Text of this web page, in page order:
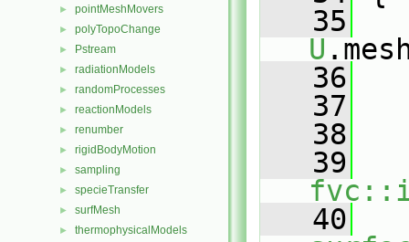
► pointMeshMovers
► polyTopoChange
► Pstream
► radiationModels
► randomProcesses
► reactionModels
► renumber
► rigidBodyMotion
► sampling
► specieTransfer
► surfMesh
► thermophysicalModels
   35
U
   36
   37
   38
   39
   40